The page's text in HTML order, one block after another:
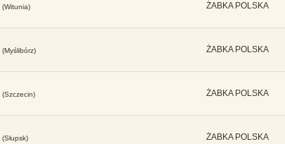
(Witunia) ŻABKA POLSKA
(Myślibórz) ŻABKA POLSKA
(Szczecin) ŻABKA POLSKA
(Słupsk) ŻABKA POLSKA